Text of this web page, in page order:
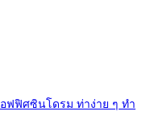
ฟฟิศซินโดรม ท่าง่าย ๆ ทำ